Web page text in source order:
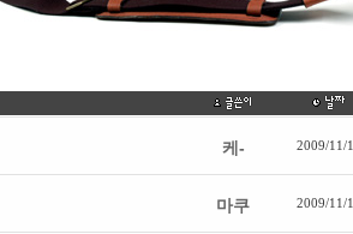
케- 2009/11/
마쿠 2009/11/